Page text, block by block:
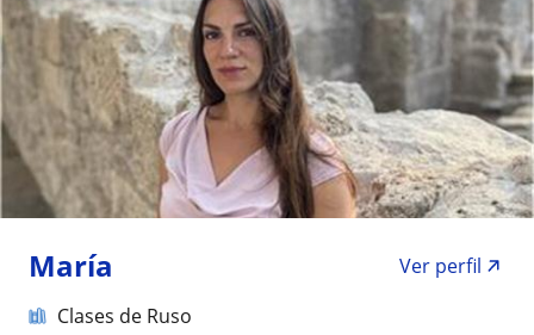
María
Ver perfil
Clases de Ruso